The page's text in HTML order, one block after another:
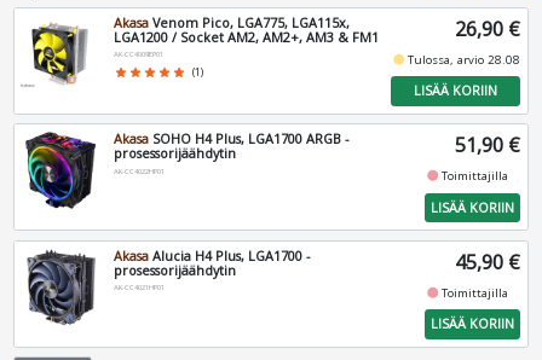
Akasa Venom Pico, LGA775, LGA115x,
LGA1200 / Socket AM2, AM2+, AM3 & FM1
AK-CC4009EP01
star star star star star (1)
26,90 €
fiber_manual_recordTulossa, arvio 28.08
LISÄÄ KORIIN
Akasa SOHO H4 Plus, LGA1700 ARGB -
prosessorijäähdytin
AK-CC4022HP01
51,90 €
fiber_manual_recordToimittajilla
LISÄÄ KORIIN
Akasa Alucia H4 Plus, LGA1700 -
prosessorijäähdytin
AK-CC4021HP01
45,90 €
fiber_manual_recordToimittajilla
LISÄÄ KORIIN